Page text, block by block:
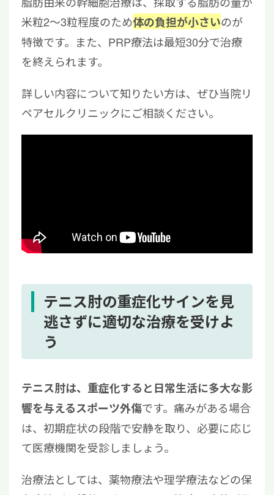
米粒2～3粒程度のため体の負担が小さいのが
特徴です。また、PRP療法は最短30分で治療
を終えられます。
詳しい内容について知りたい方は、ぜひ当院リ
ペアセルクリニックにご相談ください。
テニス肘の重症化サインを見
逃さずに適切な治療を受けよ
う
テニス肘は、重症化すると日常生活に多大な影
響を与えるスポーツ外傷です。痛みがある場合
は、初期症状の段階で安静を取り、必要に応じ
て医療機関を受診しましょう。
治療法としては、薬物療法や理学療法などの保